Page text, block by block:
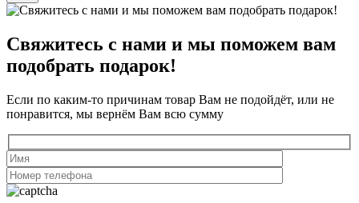
Свяжитесь с нами и мы поможем вам
подобрать подарок!
Если по каким-то причинам товар Вам не подойдёт, или не
понравится, мы вернём Вам всю сумму